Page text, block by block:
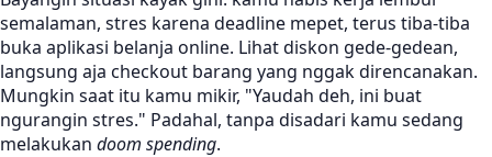
semalaman, stres karena deadline mepet, terus tiba-tiba
buka aplikasi belanja online. Lihat diskon gede-gedean,
langsung aja checkout barang yang nggak direncanakan.
Mungkin saat itu kamu mikir, "Yaudah deh, ini buat
ngurangin stres." Padahal, tanpa disadari kamu sedang
melakukan doom spending.